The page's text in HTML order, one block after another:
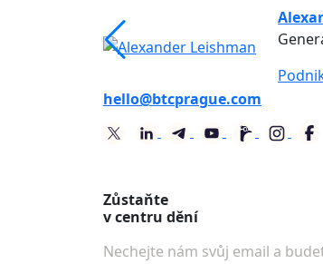
hello@btcprague.com
Zůstaňte
v centru dění
Nechejte nám svůj email a